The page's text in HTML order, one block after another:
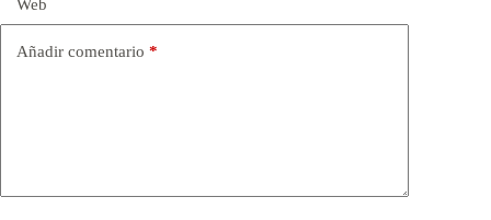
Web
Añadir comentario *